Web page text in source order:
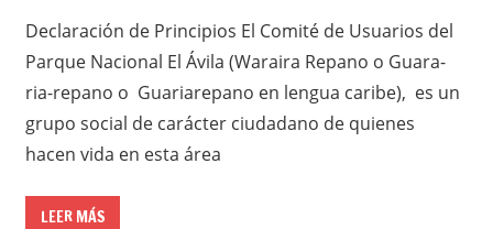
Declaración de Principios El Comité de Usuarios del
Parque Nacional El Ávila (Waraira Repano o Guara-
ria-repano o Guariarepano en lengua caribe), es un
grupo social de carácter ciudadano de quienes
hacen vida en esta área
LEER MÁS